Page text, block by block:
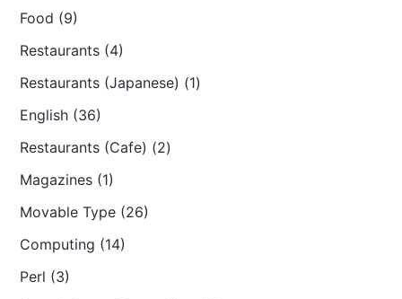
Food (9)
Restaurants (4)
Restaurants (Japanese) (1)
English (36)
Restaurants (Cafe) (2)
Magazines (1)
Movable Type (26)
Computing (14)
Perl (3)